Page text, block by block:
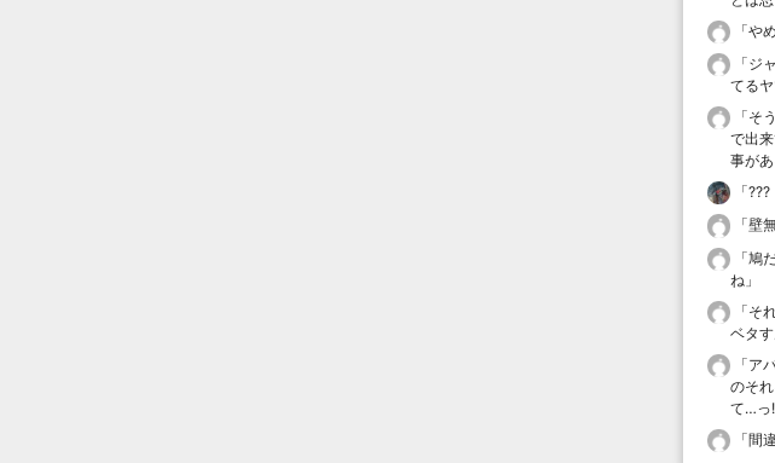
「や
「ジ
てるヤ
「そ
で出
事が
「???
「壁
「鳩
ね 」
「そ
ベタ
「ア
のそ
て…っ
「間